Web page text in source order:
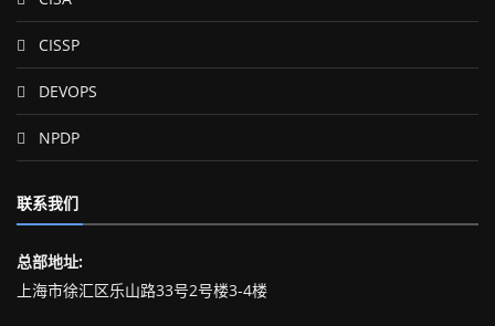
CISSP
DEVOPS
NPDP
联系我们
总部地址:
上海市徐汇区乐山路33号2号楼3-4楼